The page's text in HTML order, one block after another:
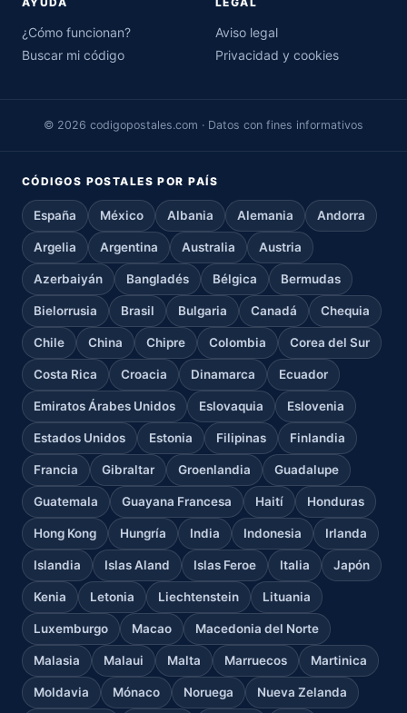
¿Cómo funcionan?
Buscar mi código
Aviso legal
Privacidad y cookies
© 2026 codigopostales.com · Datos con fines informativos
CÓDIGOS POSTALES POR PAÍS
España México Albania Alemania Andorra
Argelia Argentina Australia Austria
Azerbaiyán Bangladés Bélgica Bermudas
Bielorrusia Brasil Bulgaria Canadá Chequia
Chile China Chipre Colombia Corea del Sur
Costa Rica Croacia Dinamarca Ecuador
Emiratos Árabes Unidos Eslovaquia Eslovenia
Estados Unidos Estonia Filipinas Finlandia
Francia Gibraltar Groenlandia Guadalupe
Guatemala Guayana Francesa Haití Honduras
Hong Kong Hungría India Indonesia Irlanda
Islandia Islas Aland Islas Feroe Italia Japón
Kenia Letonia Liechtenstein Lituania
Luxemburgo Macao Macedonia del Norte
Malasia Malaui Malta Marruecos Martinica
Moldavia Mónaco Noruega Nueva Zelanda